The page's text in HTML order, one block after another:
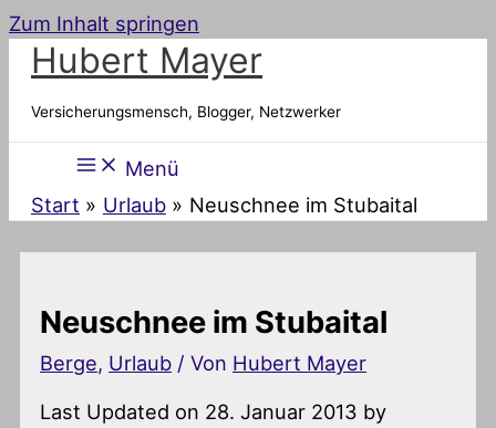
Zum Inhalt springen
Hubert Mayer
Versicherungsmensch, Blogger, Netzwerker
Menü
Start
Urlaub Neuschnee im Stubaital
Neuschnee im Stubaital
Berge, Urlaub / Von Hubert Mayer
Last Updated on 28. Januar 2013 by